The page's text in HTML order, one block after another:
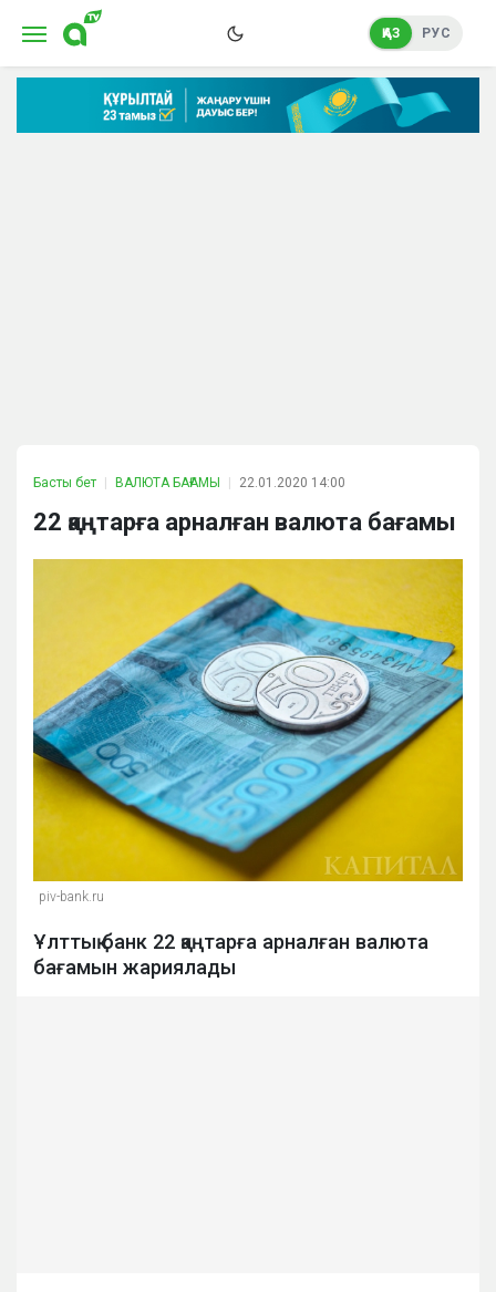
ҚАЗ РУС
Басты бет ВАЛЮТА БАҒАМЫ 22.01.2020 14:00
22 қаңтарға арналған валюта бағамы
piv-bank.ru
Ұлттық банк 22 қаңтарға арналған валюта
бағамын жариялады